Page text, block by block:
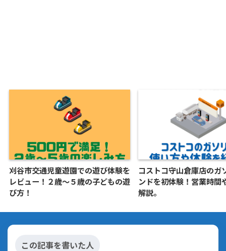
刈谷市交通児童遊園での遊び体験を
レビュー！２歳〜５歳の子どもの遊
び方！
コストコ守山倉庫店のガ
ンドを初体験！営業時間
解説。
この記事を書いた人